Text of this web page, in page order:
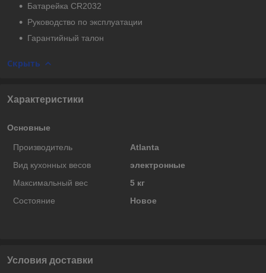
Батарейка CR2032
Руководство по эксплуатации
Гарантийный талон
Скрыть
Характеристики
Основные
Производитель
Atlanta
Вид кухонных весов
электронные
Максимальный вес
5 кг
Состояние
Новое
Условия доставки